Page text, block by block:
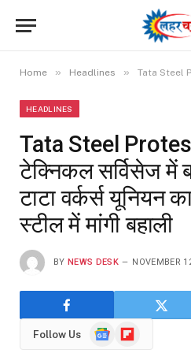
Home » Headlines » Tata Steel Protest: टाटा स्टील
HEADLINES
Tata Steel
टेक्निकल सर्विसेज में
टाटा वर्कर्स यूनियन
स्टील में मांगी बहाली
BY NEWS DESK NOVEMBER
Follow Us
GoogleFlipboard